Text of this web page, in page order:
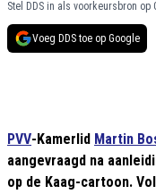
Stel DDS in als voorkeursbron op
Voeg DDS toe op Google
PVV-Kamerlid Martin
aangevraagd na
op de Kaag-cartoon.